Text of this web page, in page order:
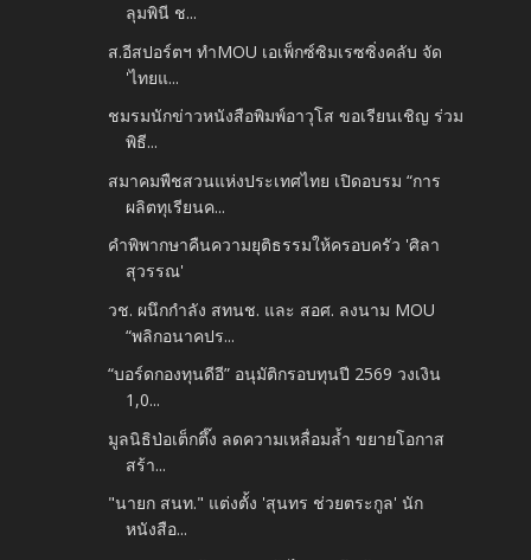
ลุมพินี ช...
ส.อีสปอร์ตฯ ทำMOU เอเพ็กซ์ซิมเรซซิ่งคลับ จัด
'ไทยแ...
ชมรมนักข่าวหนังสือพิมพ์อาวุโส ขอเรียนเชิญ ร่วม
พิธี...
สมาคมพืชสวนแห่งประเทศไทย เปิดอบรม “การ
ผลิตทุเรียนค...
คำพิพากษาคืนความยุติธรรมให้ครอบครัว 'ศิลา
สุวรรณ'
วช. ผนึกกำลัง สทนช. และ สอศ. ลงนาม MOU
“พลิกอนาคปร...
“บอร์ดกองทุนดีอี” อนุมัติกรอบทุนปี 2569 วงเงิน
1,0...
มูลนิธิป่อเต็กตึ๊ง ลดความเหลื่อมล้ำ ขยายโอกาส
สร้า...
"นายก สนท." แต่งตั้ง 'สุนทร ช่วยตระกูล' นัก
หนังสือ...